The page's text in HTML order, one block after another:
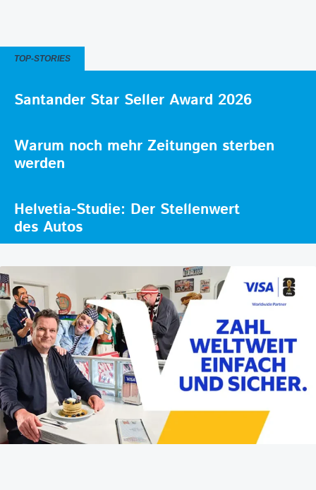
TOP-STORIES
Santander Star Seller Award 2026
Warum noch mehr Zeitungen sterben
werden
Helvetia-Studie: Der Stellenwert
des Autos